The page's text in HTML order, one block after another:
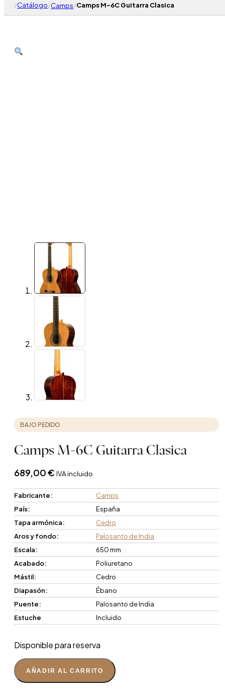
/Catálogo/Camps/Camps M-6C Guitarra Clasica
BAJO PEDIDO
Camps M-6C Guitarra Clasica
689,00€ IVA incluido
Fabricante:
Camps
País:
España
Tapa armónica:
Cedro
Aros y fondo:
Palosanto de India
Escala:
650 mm
Acabado:
Poliuretano
Mástil:
Cedro
Diapasón:
Ébano
Puente:
Palosanto de India
Estuche
Incluido
Disponible para reserva
AÑADIR AL CARRITO